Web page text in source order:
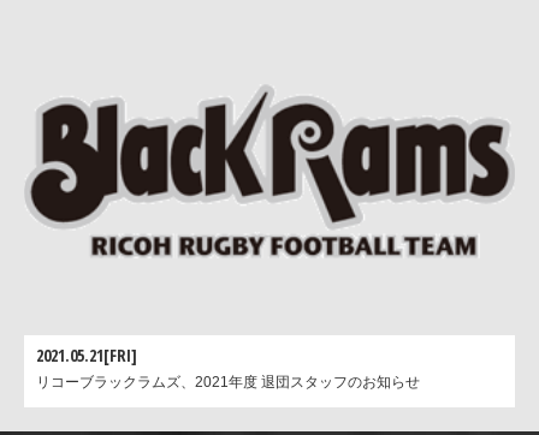
2021.05.21[FRI]
リコーブラックラムズ、2021年度 退団スタッフのお知らせ